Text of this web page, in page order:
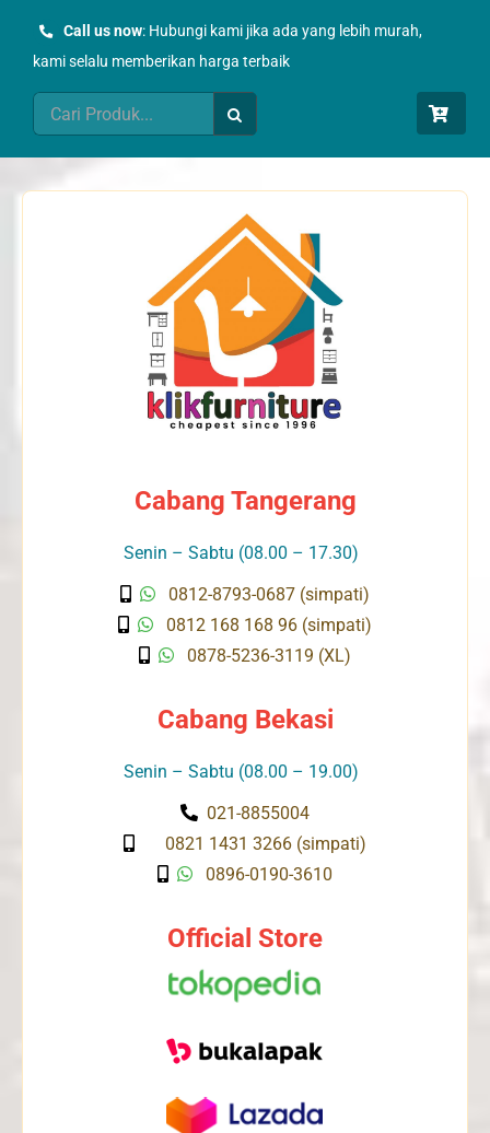
Call us now: Hubungi kami jika ada yang lebih murah,
kami selalu memberikan harga terbaik
Search
for:
Cabang Tangerang
Senin – Sabtu (08.00 – 17.30)
0812-8793-0687 (simpati)
0812 168 168 96 (simpati)
0878-5236-3119 (XL)
Cabang Bekasi
Senin – Sabtu (08.00 – 19.00)
021-8855004
0821 1431 3266 (simpati)
0896-0190-3610
Official Store